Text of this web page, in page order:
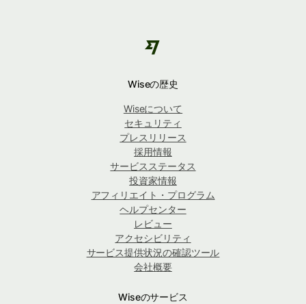
Wiseの歴史
Wiseについて
セキュリティ
プレスリリース
採用情報
サービスステータス
投資家情報
アフィリエイト・プログラム
ヘルプセンター
レビュー
アクセシビリティ
サービス提供状況の確認ツール
会社概要
Wiseのサービス